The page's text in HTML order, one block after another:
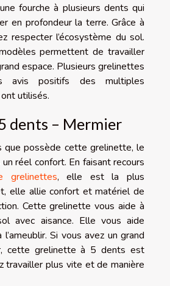
fourche à plusieurs dents qui
en profondeur la terre. Grâce à
respecter l’écosystème du sol.
permettent de travailler
espace. Plusieurs grelinettes
avis positifs des multiples
utilisés.
dents – Mermier
que possède cette grelinette, le
réel confort. En faisant recours
grelinettes, elle est la plus
elle allie confort et matériel de
Cette grelinette vous aide à
avec aisance. Elle vous aide
Si vous avez un grand
cette grelinette à 5 dents est
travailler plus vite et de manière